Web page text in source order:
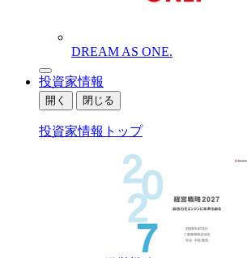
DREAM AS ONE.
投資家情報
開く 閉じる
投資家情報トップ